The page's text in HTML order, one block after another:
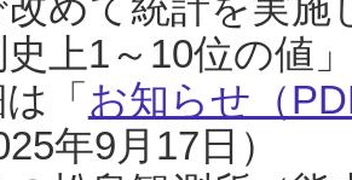
史上1～10位の値
「 お知らせ（
年9月17日）